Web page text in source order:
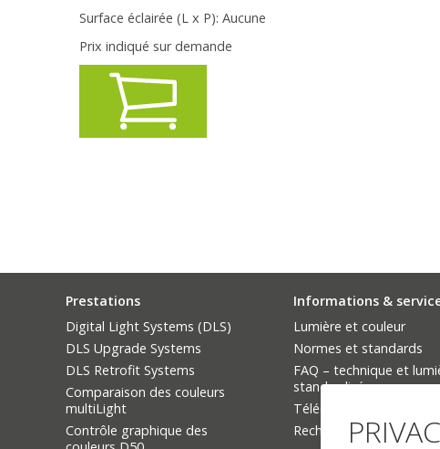
Surface éclairée (L x P): Aucune
Prix indiqué sur demande
Prestations
Digital Light Systems (DLS)
DLS Upgrade Systems
DLS Retrofit Systems
Comparaison des couleurs
multiLight
Contrôle graphique des
Informations &
Lumière et couleur
Normes et standards
FAQ – technique et
standardisée
Téléchargements
Rechercher un produit